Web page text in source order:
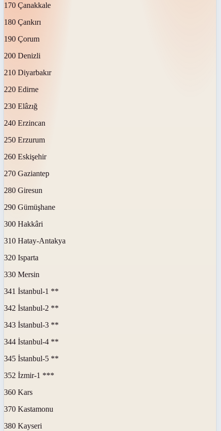
170 Çanakkale
180 Çankırı
190 Çorum
200 Denizli
210 Diyarbakır
220 Edirne
230 Elâzığ
240 Erzincan
250 Erzurum
260 Eskişehir
270 Gaziantep
280 Giresun
290 Gümüşhane
300 Hakkâri
310 Hatay-Antakya
320 Isparta
330 Mersin
341 İstanbul-1 **
342 İstanbul-2 **
343 İstanbul-3 **
344 İstanbul-4 **
345 İstanbul-5 **
352 İzmir-1 ***
360 Kars
370 Kastamonu
380 Kayseri